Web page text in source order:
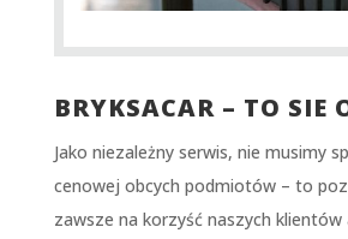
BRYKSACAR – TO SIE
Jako niezależny serwis, nie musimy
cenowej obcych podmiotów – to
zawsze na korzyść naszych